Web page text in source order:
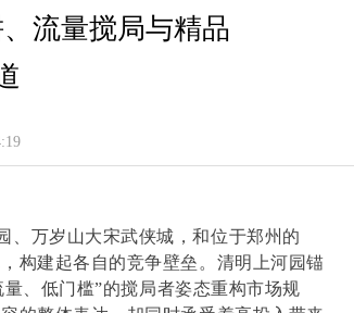
流量搅局与精品
、万岁山大宋武侠城，和位于郑州的
构建起各自的竞争壁垒。清明上河园锚
、低门槛”的搅局者姿态重构市场规